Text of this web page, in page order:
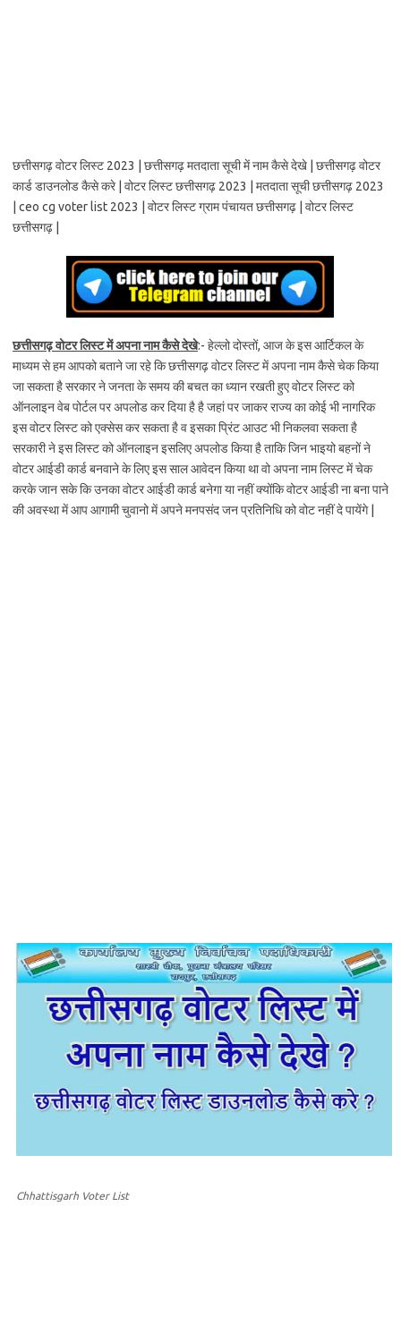
छत्तीसगढ़ वोटर लिस्ट 2023 | छत्तीसगढ़ मतदाता सूची में नाम कैसे देखे | छत्तीसगढ़ वोटर
कार्ड डाउनलोड कैसे करे | वोटर लिस्ट छत्तीसगढ़ 2023 | मतदाता सूची छत्तीसगढ़ 2023
| ceo cg voter list 2023 | वोटर लिस्ट ग्राम पंचायत छत्तीसगढ़ | वोटर लिस्ट
छत्तीसगढ़ |
छत्तीसगढ़ वोटर लिस्ट में अपना नाम कैसे देखे:- हेल्लो दोस्तों, आज के इस आर्टिकल के
माध्यम से हम आपको बताने जा रहे कि छत्तीसगढ़ वोटर लिस्ट में अपना नाम कैसे चेक किया
जा सकता है सरकार ने जनता के समय की बचत का ध्यान रखती हुए वोटर लिस्ट को
ऑनलाइन वेब पोर्टल पर अपलोड कर दिया है है जहां पर जाकर राज्य का कोई भी नागरिक
इस वोटर लिस्ट को एक्सेस कर सकता है व इसका प्रिंट आउट भी निकलवा सकता है
सरकारी ने इस लिस्ट को ऑनलाइन इसलिए अपलोड किया है ताकि जिन भाइयो बहनों ने
वोटर आईडी कार्ड बनवाने के लिए इस साल आवेदन किया था वो अपना नाम लिस्ट में चेक
करके जान सके कि उनका वोटर आईडी कार्ड बनेगा या नहीं क्योंकि वोटर आईडी ना बना पाने
की अवस्था में आप आगामी चुवानो में अपने मनपसंद जन प्रतिनिधि को वोट नहीं दे पायेंगे |
Chhattisgarh Voter List